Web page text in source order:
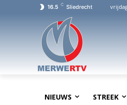
16.5 C Sliedrecht
NIEUWS STREEK